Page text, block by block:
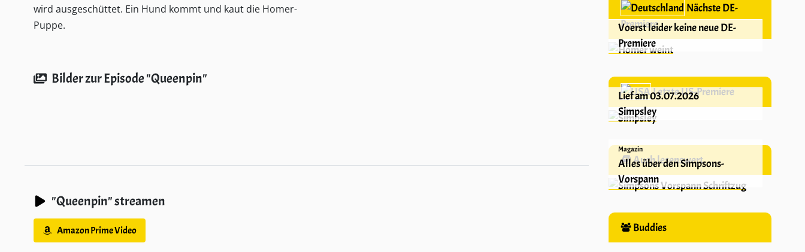
wird ausgeschüttet. Ein Hund kommt und kaut die Homer-
Puppe.
Bilder zur Episode "Queenpin"
"Queenpin" streamen
Amazon Prime Video
Nächste DE-
Premiere
Voerst leider keine neue DE-
Premiere
Letzte US-Premiere
Lief am 03.07.2026
Simpsley
Auch lesenswert
Magazin
Alles über den Simpsons-
Vorspann
Buddies